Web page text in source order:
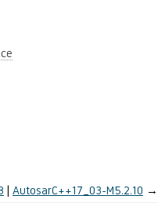
AutosarC++17_03-M5.2.10 →